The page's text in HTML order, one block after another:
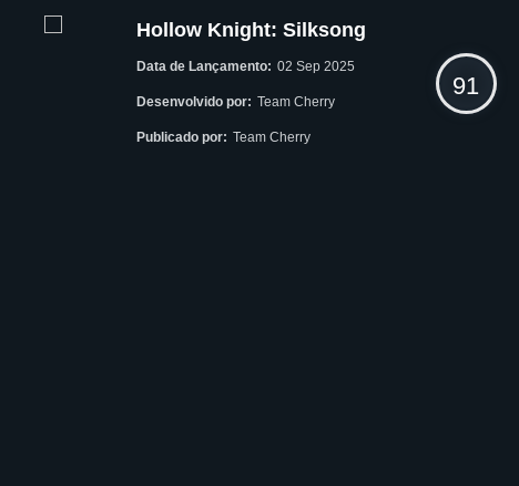
Hollow Knight: Silksong
Data de Lançamento: 02 Sep 2025
Desenvolvido por: Team Cherry
Publicado por: Team Cherry
91